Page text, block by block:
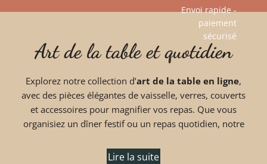
contenu
Envoi rapide -
paiement
sécurisé​
Art de la table et quotidien
Explorez notre collection d’art de la table en ligne,
avec des pièces élégantes de vaisselle, verres, couverts
et accessoires pour magnifier vos repas. Que vous
organisiez un dîner festif ou un repas quotidien, notre
Lire la suite